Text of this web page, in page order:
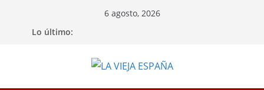
6 agosto, 2026
Lo último: